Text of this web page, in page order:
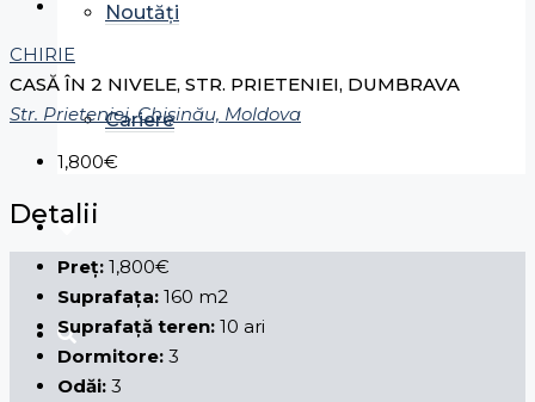
Noutăți
Cariere
CHIRIE
CASĂ ÎN 2 NIVELE, STR. PRIETENIEI, DUMBRAVA
Str. Prieteniei, Chișinău, Moldova
1,800€
Detalii
Preț: 1,800€
Suprafața: 160 m2
Suprafață teren: 10 ari
Dormitore: 3
Odăi: 3